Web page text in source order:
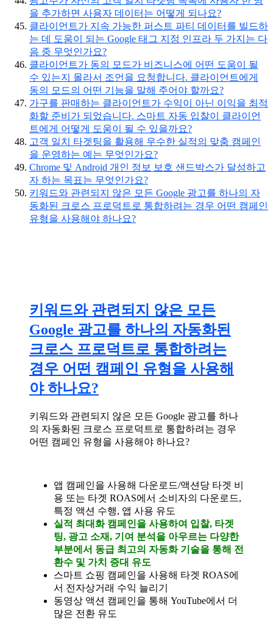
을 추가하면 사용자 데이터는 어떻게 되나요?
클라이언트가 지속 가능한 퍼스트 파티 데이터를 빌드하
는 데 도움이 되는 Google 태그 지정 인프라 두 가지는 다
음 중 무엇인가요?
클라이언트가 동의 모드가 비즈니스에 어떤 도움이 될
수 있는지 몰라서 조언을 요청합니다. 클라이언트에게
동의 모드의 어떤 기능을 말해 주어야 할까요?
가구를 판매하는 클라이언트가 수익이 아닌 이익을 최적
화할 준비가 되었습니다. 스마트 자동 입찰이 클라이언
트에게 어떻게 도움이 될 수 있을까요?
고객 일치 타겟팅을 활용해 우수한 실적의 맞춤 캠페인
을 운영하는 예는 무엇인가요?
Chrome 및 Android 개인 정보 보호 샌드박스가 달성하고
자 하는 목표는 무엇인가요?
키워드와 관련되지 않은 모든 Google 광고를 하나의 자
동화된 크로스 프로덕트로 통합하려는 경우 어떤 캠페인
유형을 사용해야 하나요?
키워드와 관련되지 않은 모든
Google 광고를 하나의 자동화된
크로스 프로덕트로 통합하려는
경우 어떤 캠페인 유형을 사용해
야 하나요?
키워드와 관련되지 않은 모든 Google 광고를 하나
의 자동화된 크로스 프로덕트로 통합하려는 경우
어떤 캠페인 유형을 사용해야 하나요?
앱 캠페인을 사용해 다운로드/액션당 타겟 비
용 또는 타겟 ROAS에서 소비자의 다운로드,
특정 액션 수행, 앱 사용 유도
실적 최대화 캠페인을 사용하여 입찰, 타겟
팅, 광고 소재, 기여 분석을 아우르는 다양한
부분에서 동급 최고의 자동화 기술을 통해 전
환수 및 가치 증대 유도
스마트 쇼핑 캠페인을 사용해 타겟 ROAS에
서 전자상거래 수익 늘리기
동영상 액션 캠페인을 통해 YouTube에서 더
많은 전환 유도